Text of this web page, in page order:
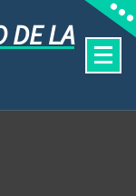
DE LA